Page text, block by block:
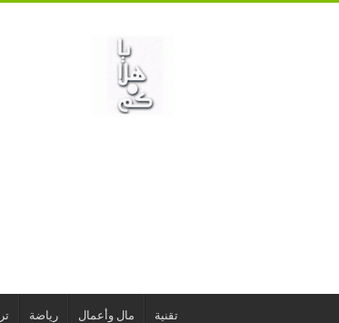
تقنية مال وأعمال رياضة